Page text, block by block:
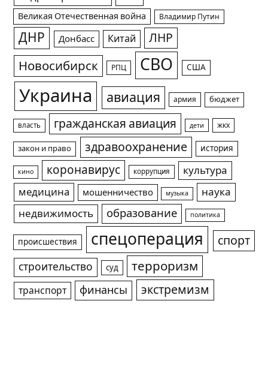
Великая Отечественная война Владимир Путин
ДНР Донбасс Китай ЛНР
Новосибирск РПЦ СВО США
Украина авиация армия бюджет
власть гражданская авиация дети жкх
закон и право здравоохранение история
кино коронавирус коррупция
культура
медицина
мошенничество музыка
наука
недвижимость
образование политика
происшествия спецоперация спорт
строительство суд терроризм
транспорт финансы экстремизм